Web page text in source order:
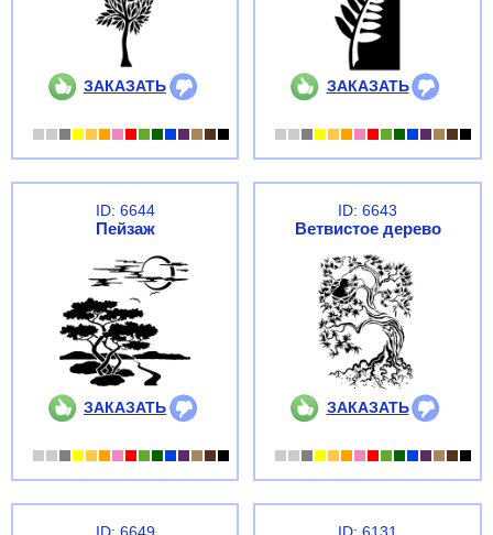
ЗАКАЗАТЬ ЗАКАЗАТЬ
ID: 6644
Пейзаж
ЗАКАЗАТЬ
ID: 6643
Ветвистое дерево
ЗАКАЗАТЬ